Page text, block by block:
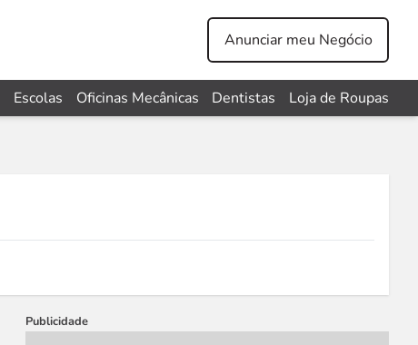
Anunciar meu Negócio
Escolas Oficinas Mecânicas Dentistas Loja de Roupas
Publicidade